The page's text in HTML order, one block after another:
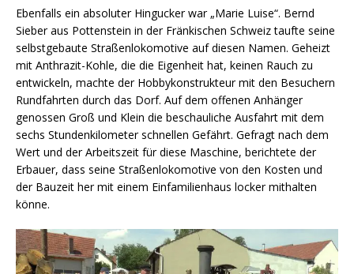
Ebenfalls ein absoluter Hingucker war „Marie Luise“. Bernd
Sieber aus Pottenstein in der Fränkischen Schweiz taufte seine
selbstgebaute Straßenlokomotive auf diesen Namen. Geheizt
mit Anthrazit-Kohle, die die Eigenheit hat, keinen Rauch zu
entwickeln, machte der Hobbykonstrukteur mit den Besuchern
Rundfahrten durch das Dorf. Auf dem offenen Anhänger
genossen Groß und Klein die beschauliche Ausfahrt mit dem
sechs Stundenkilometer schnellen Gefährt. Gefragt nach dem
Wert und der Arbeitszeit für diese Maschine, berichtete der
Erbauer, dass seine Straßenlokomotive von den Kosten und
der Bauzeit her mit einem Einfamilienhaus locker mithalten
könne.